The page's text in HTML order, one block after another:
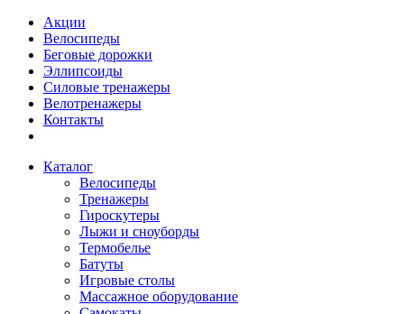
Акции
Велосипеды
Беговые дорожки
Эллипсоиды
Силовые тренажеры
Велотренажеры
Контакты
Каталог
Велосипеды
Тренажеры
Гироскутеры
Лыжи и сноуборды
Термобелье
Батуты
Игровые столы
Массажное оборудование